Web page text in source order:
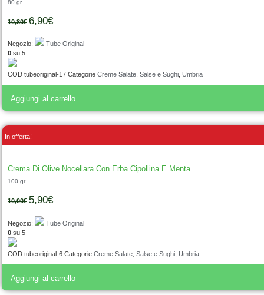
80 gr
10,80€ 6,90€
Negozio:
Tube Original
0 su 5
COD tubeoriginal-17 Categorie Creme Salate Salse e Sughi Umbria
Aggiungi al carrello
In offerta!
Crema Di Olive Nocellara Con Erba Cipollina E Menta
100 gr
10,00€ 5,90€
Negozio:
Tube Original
0 su 5
COD tubeoriginal-6 Categorie Creme Salate Salse e Sughi Umbria
Aggiungi al carrello